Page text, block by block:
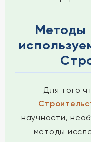
Методы
Для того
научности,
методы